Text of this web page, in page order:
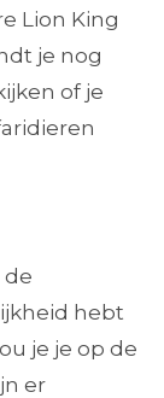
Lion King
je nog
of je
de
hebt
je je op de
er